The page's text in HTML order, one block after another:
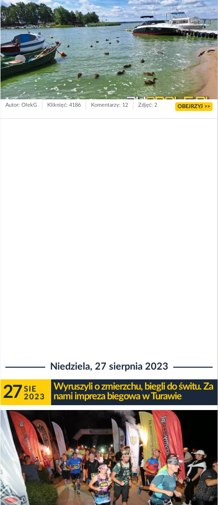
Autor: OlekG Kliknięć: 4186 Komentarzy: 12 Zdjęć: 2 OBEJRZYJ >>
Niedziela, 27 sierpnia 2023
27 SIE
2023
Wyruszyli o zmierzchu, biegli do świtu. Za
nami impreza biegowa w Turawie